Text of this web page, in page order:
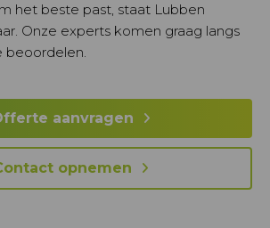
het beste past, staat Lubben
Onze experts komen graag langs
beoordelen.
aanvragen
opnemen